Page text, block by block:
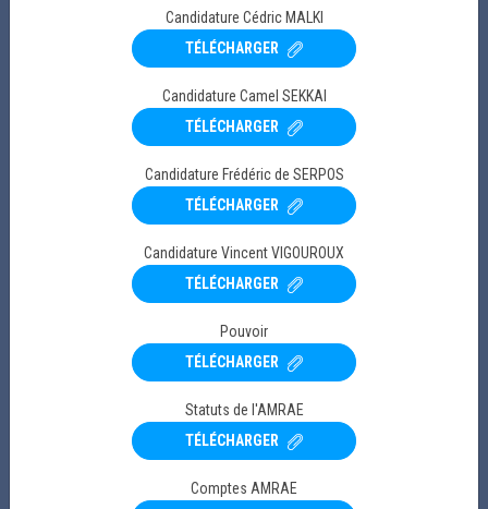
REVUE ATOUT RISK
MANAGER
ATOUT RISK MANAGER N°49 - Eté 2026
wild : VP Scientifique Amrae, directeur des risques Veoli...
Candidature Cédric MALKI
TÉLÉCHARGER
Candidature Camel SEKKAI
TÉLÉCHARGER
Candidature Frédéric de SERPOS
TÉLÉCHARGER
Candidature Vincent VIGOUROUX
TÉLÉCHARGER
Pouvoir
TÉLÉCHARGER
Statuts de l'AMRAE
TÉLÉCHARGER
Comptes AMRAE